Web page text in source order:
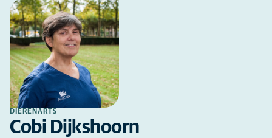
DIERENARTS
Cobi Dijkshoorn